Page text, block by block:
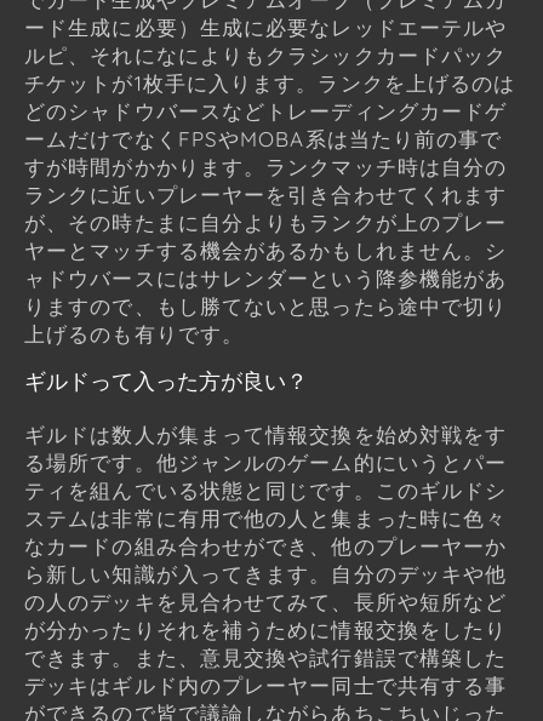
ード生成に必要）生成に必要なレッドエーテルや
ルピ、それになによりもクラシックカードパック
チケットが1枚手に入ります。ランクを上げるのは
どのシャドウバースなどトレーディングカードゲ
ームだけでなくFPSやMOBA系は当たり前の事で
すが時間がかかります。ランクマッチ時は自分の
ランクに近いプレーヤーを引き合わせてくれます
が、その時たまに自分よりもランクが上のプレー
ヤーとマッチする機会があるかもしれません。シ
ャドウバースにはサレンダーという降参機能があ
りますので、もし勝てないと思ったら途中で切り
上げるのも有りです。
ギルドって入った方が良い？
ギルドは数人が集まって情報交換を始め対戦をす
る場所です。他ジャンルのゲーム的にいうとパー
ティを組んでいる状態と同じです。このギルドシ
ステムは非常に有用で他の人と集まった時に色々
なカードの組み合わせができ、他のプレーヤーか
ら新しい知識が入ってきます。自分のデッキや他
の人のデッキを見合わせてみて、長所や短所など
が分かったりそれを補うために情報交換をしたり
できます。また、意見交換や試行錯誤で構築した
デッキはギルド内のプレーヤー同士で共有する事
ができるので皆で議論しながらあちこちいじった